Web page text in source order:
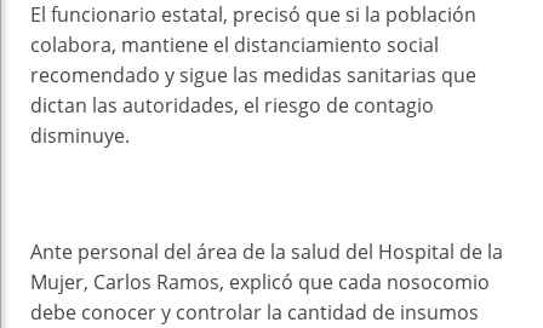
El funcionario estatal, precisó que si la población
colabora, mantiene el distanciamiento social
recomendado y sigue las medidas sanitarias que
dictan las autoridades, el riesgo de contagio
disminuye.
Ante personal del área de la salud del Hospital de la
Mujer, Carlos Ramos, explicó que cada nosocomio
debe conocer y controlar la cantidad de insumos